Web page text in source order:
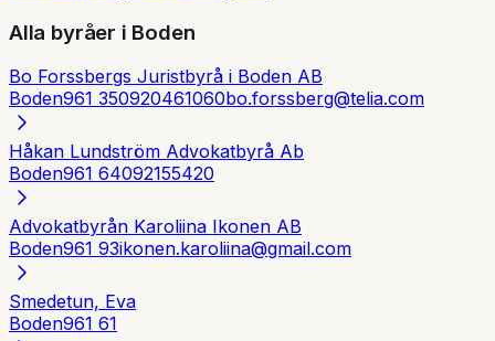
Alla byråer i Boden
Bo Forssbergs Juristbyrå i Boden AB
Boden961 350920461060bo.forssberg@telia.com
Håkan Lundström Advokatbyrå Ab
Boden961 64092155420
Advokatbyrån Karoliina Ikonen AB
Boden961 93ikonen.karoliina@gmail.com
Smedetun, Eva
Boden961 61